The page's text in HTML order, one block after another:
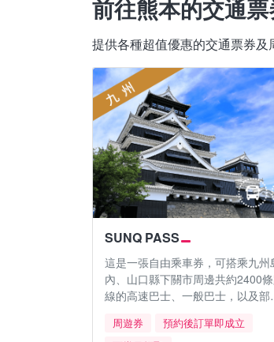
前往熊本的交通
提供各種超值優惠的交通票券及
SUNQ PASS
這是一張自由乘車券，可搭乘九州
內、山口縣下關市周邊共約2400
線的高速巴士、一般巴士，以及部
周遊券
預約後訂單即成立